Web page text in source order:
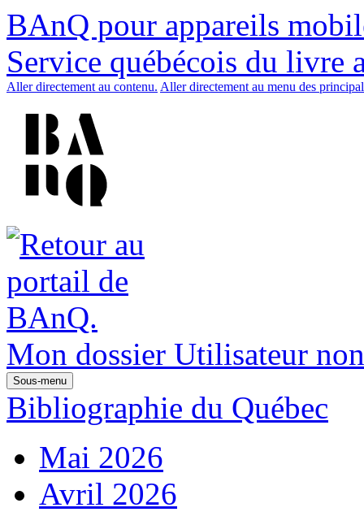
BAnQ pour appareils
Service québécois du livre
Aller directement au contenu. Aller directement au menu des
Mon dossier Utilisateur
Sous-menu
Bibliographie du Québec
Mai 2026
Avril 2026